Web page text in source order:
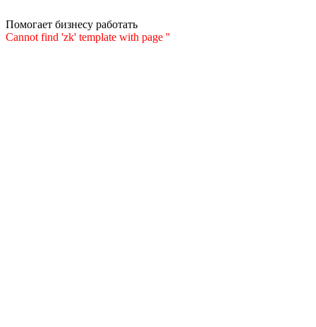
Помогает бизнесу работать
Cannot find 'zk' template with page ''